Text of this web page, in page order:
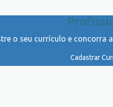
o seu currículo e concorra a
Cadastrar